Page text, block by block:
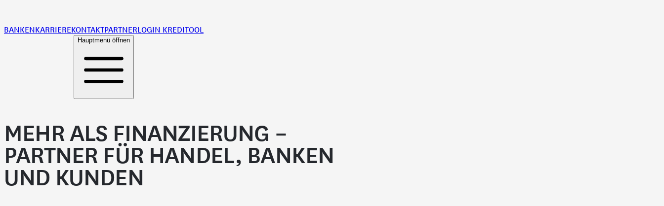
BANKENKARRIEREKONTAKTPARTNERLOGIN KREDITOOL
Hauptmenü öffnen
MEHR ALS FINANZIERUNG –
PARTNER FÜR HANDEL, BANKEN
UND KUNDEN